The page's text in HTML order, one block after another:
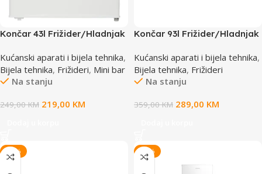
Končar 43l Frižider/Hladnjak
Kućanski aparati i bijela tehnika,
Bijela tehnika, Frižideri, Mini bar
Na stanju
249,00KM 219,00 KM
Končar 93l Frižider/Hladnjak
Kućanski aparati i bijela tehnika,
Bijela tehnika, Frižideri
Na stanju
359,00KM 289,00 KM
-20% -20%